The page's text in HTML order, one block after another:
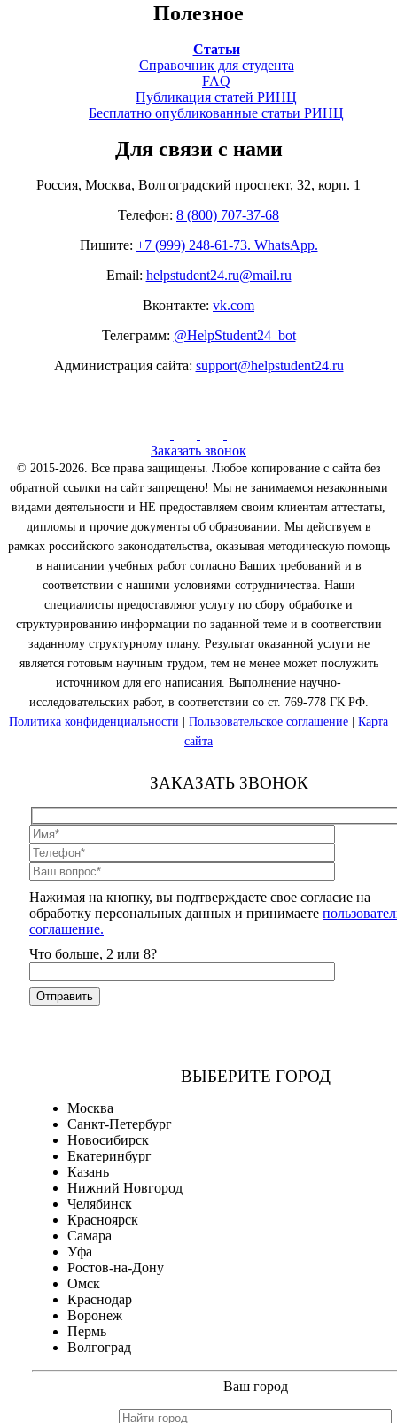
Полезное
Статьи
Справочник для студента
FAQ
Публикация статей РИНЦ
Бесплатно опубликованные статьи РИНЦ
Для связи с нами
Россия, Москва, Волгоградский проспект, 32, корп. 1
Телефон: 8 (800) 707-37-68
Пишите: +7 (999) 248-61-73. WhatsApp.
Email: helpstudent24.ru@mail.ru
Вконтакте: vk.com
Телеграмм: @HelpStudent24_bot
Администрация сайта: support@helpstudent24.ru
Заказать звонок
© 2015-2026. Все права защищены. Любое копирование с сайта без
обратной ссылки на сайт запрещено! Мы не занимаемся незаконными
видами деятельности и НЕ предоставляем своим клиентам аттестаты,
дипломы и прочие документы об образовании. Мы действуем в
рамках российского законодательства, оказывая методическую помощь
в написании учебных работ согласно Ваших требований и в
соответствии с нашими условиями сотрудничества. Наши
специалисты предоставляют услугу по сбору обработке и
структурированию информации по заданной теме и в соответствии
заданному структурному плану. Результат оказанной услуги не
является готовым научным трудом, тем не менее может послужить
источником для его написания. Выполнение научно-
исследовательских работ, в соответствии со ст. 769-778 ГК РФ.
Политика конфиденциальности
Пользовательское соглашение
Карта
сайта
ЗАКАЗАТЬ ЗВОНОК
Нажимая на кнопку, вы подтверждаете свое согласие на
обработку персональных данных и принимаете
соглашение.
Что больше, 2 или 8?
ВЫБЕРИТЕ ГОРОД
Москва
Санкт-Петербург
Новосибирск
Екатеринбург
Казань
Нижний Новгород
Челябинск
Красноярск
Самара
Уфа
Ростов-на-Дону
Омск
Краснодар
Воронеж
Пермь
Волгоград
Ваш город